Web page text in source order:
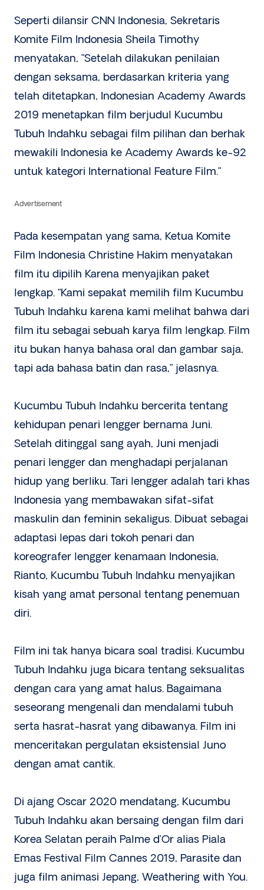
Seperti dilansir CNN Indonesia, Sekretaris
Komite Film Indonesia Sheila Timothy
menyatakan, ”Setelah dilakukan penilaian
dengan seksama, berdasarkan kriteria yang
telah ditetapkan, Indonesian Academy Awards
2019 menetapkan film berjudul Kucumbu
Tubuh Indahku sebagai film pilihan dan berhak
mewakili Indonesia ke Academy Awards ke-92
untuk kategori International Feature Film.”
Advertisement
Pada kesempatan yang sama, Ketua Komite
Film Indonesia Christine Hakim menyatakan
film itu dipilih Karena menyajikan paket
lengkap. “Kami sepakat memilih film Kucumbu
Tubuh Indahku karena kami melihat bahwa dari
film itu sebagai sebuah karya film lengkap. Film
itu bukan hanya bahasa oral dan gambar saja,
tapi ada bahasa batin dan rasa,” jelasnya.
Kucumbu Tubuh Indahku bercerita tentang
kehidupan penari lengger bernama Juni.
Setelah ditinggal sang ayah, Juni menjadi
penari lengger dan menghadapi perjalanan
hidup yang berliku. Tari lengger adalah tari khas
Indonesia yang membawakan sifat-sifat
maskulin dan feminin sekaligus. Dibuat sebagai
adaptasi lepas dari tokoh penari dan
koreografer lengger kenamaan Indonesia,
Rianto, Kucumbu Tubuh Indahku menyajikan
kisah yang amat personal tentang penemuan
diri.
Film ini tak hanya bicara soal tradisi. Kucumbu
Tubuh Indahku juga bicara tentang seksualitas
dengan cara yang amat halus. Bagaimana
seseorang mengenali dan mendalami tubuh
serta hasrat-hasrat yang dibawanya. Film ini
menceritakan pergulatan eksistensial Juno
dengan amat cantik.
Di ajang Oscar 2020 mendatang, Kucumbu
Tubuh Indahku akan bersaing dengan film dari
Korea Selatan peraih Palme d’Or alias Piala
Emas Festival Film Cannes 2019, Parasite dan
juga film animasi Jepang, Weathering with You.